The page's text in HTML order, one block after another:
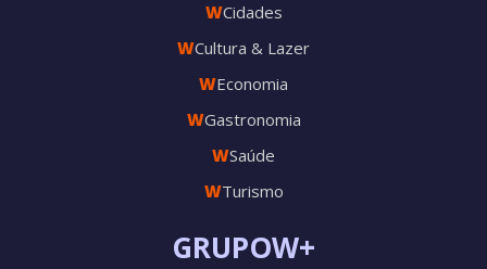
GRUPOW+
WCidades
WCultura & Lazer
WEconomia
WGastronomia
WSaúde
WTurismo